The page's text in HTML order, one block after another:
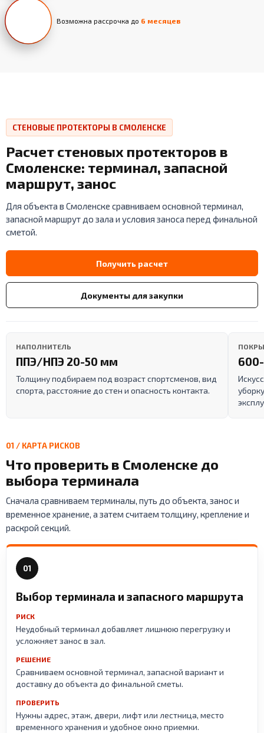
Возможна рассрочка до 6 месяцев
СТЕНОВЫЕ ПРОТЕКТОРЫ В СМОЛЕНСКЕ
Расчет стеновых протекторов в
Смоленске: терминал, запасной
маршрут, занос
Для объекта в Смоленске сравниваем основной терминал,
запасной маршрут до зала и условия заноса перед финальной
сметой.
Получить расчет
Документы для закупки
НАПОЛНИТЕЛЬ
ППЭ/НПЭ 20-50 мм
Толщину подбираем под возраст спортсменов, вид
спорта, расстояние до стен и опасность контакта.
01 / КАРТА РИСКОВ
Что проверить в Смоленске до
выбора терминала
Сначала сравниваем терминалы, путь до объекта, занос и
временное хранение, а затем считаем толщину, крепление и
раскрой секций.
01
Выбор терминала и запасного маршрута
РИСК
Неудобный терминал добавляет лишнюю перегрузку и
усложняет занос в зал.
РЕШЕНИЕ
Сравниваем основной терминал, запасной вариант и
доставку до объекта до финальной сметы.
ПРОВЕРИТЬ
Нужны адрес, этаж, двери, лифт или лестница, место
временного хранения и удобное окно приемки.